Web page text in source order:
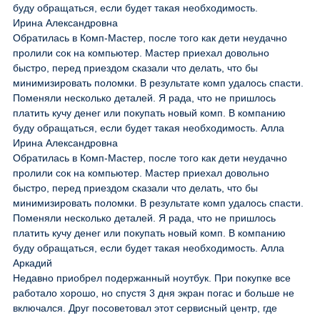
буду обращаться, если будет такая необходимость.
Ирина Александровна
Обратилась в Комп-Мастер, после того как дети неудачно
пролили сок на компьютер. Мастер приехал довольно
быстро, перед приездом сказали что делать, что бы
минимизировать поломки. В результате комп удалось спасти.
Поменяли несколько деталей. Я рада, что не пришлось
платить кучу денег или покупать новый комп. В компанию
буду обращаться, если будет такая необходимость. Алла
Ирина Александровна
Обратилась в Комп-Мастер, после того как дети неудачно
пролили сок на компьютер. Мастер приехал довольно
быстро, перед приездом сказали что делать, что бы
минимизировать поломки. В результате комп удалось спасти.
Поменяли несколько деталей. Я рада, что не пришлось
платить кучу денег или покупать новый комп. В компанию
буду обращаться, если будет такая необходимость. Алла
Аркадий
Недавно приобрел подержанный ноутбук. При покупке все
работало хорошо, но спустя 3 дня экран погас и больше не
включался. Друг посоветовал этот сервисный центр, где